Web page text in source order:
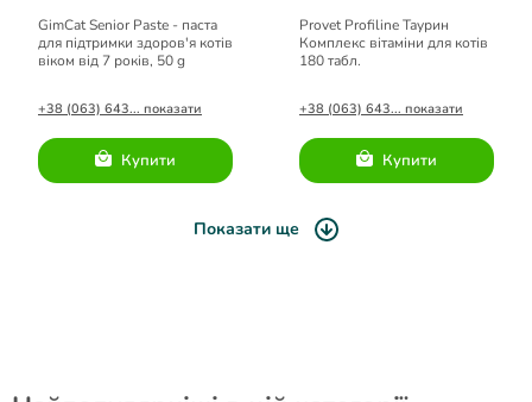
GimCat Senior Paste - паста
для підтримки здоров'я котів
віком від 7 років, 50 g
+38 (063) 643... показати
Купити
Provet Profiline Таурин
Комплекс вітаміни для котів
180 табл.
+38 (063) 643... показати
Купити
Показати ще